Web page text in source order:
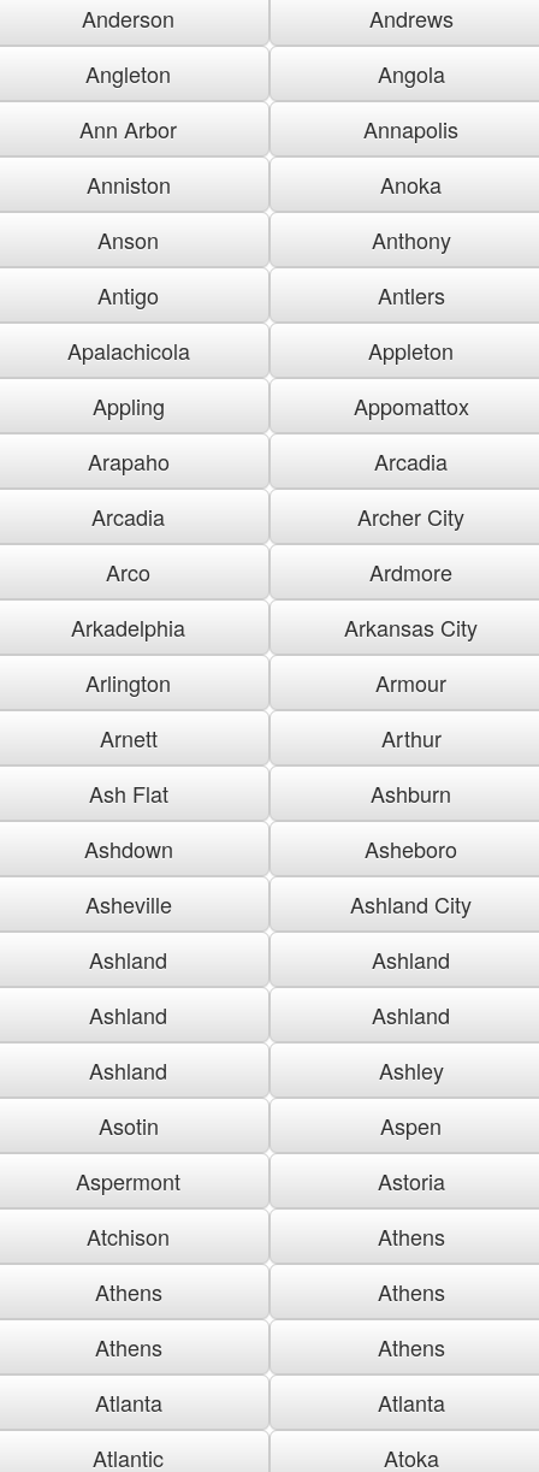
Anderson
Andrews
Angleton
Angola
Ann Arbor
Annapolis
Anniston
Anoka
Anson
Anthony
Antigo
Antlers
Apalachicola
Appleton
Appling
Appomattox
Arapaho
Arcadia
Arcadia
Archer City
Arco
Ardmore
Arkadelphia
Arkansas City
Arlington
Armour
Arnett
Arthur
Ash Flat
Ashburn
Ashdown
Asheboro
Asheville
Ashland City
Ashland
Ashland
Ashland
Ashland
Ashland
Ashley
Asotin
Aspen
Aspermont
Astoria
Atchison
Athens
Athens
Athens
Athens
Athens
Atlanta
Atlanta
Atlantic
Atoka